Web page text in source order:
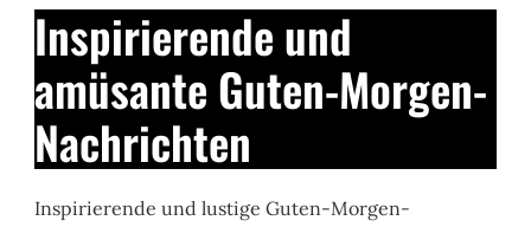
Inspirierende und
amüsante Guten-Morgen-
Nachrichten
Inspirierende und lustige Guten-Morgen-